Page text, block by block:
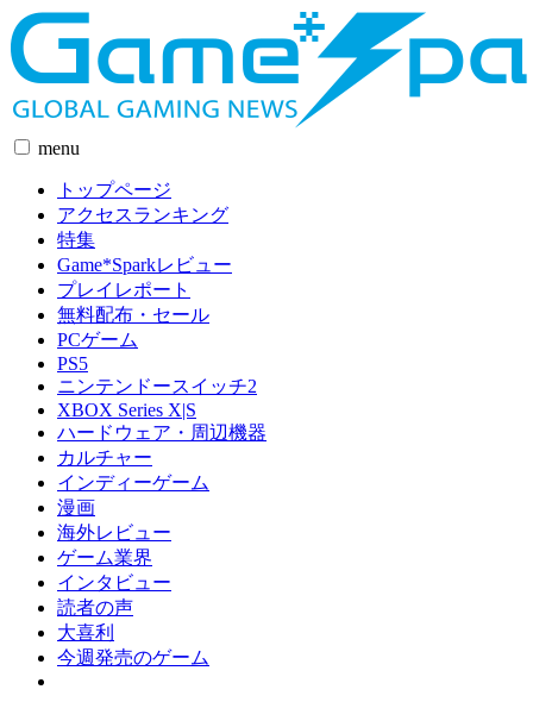
menu
トップページ
アクセスランキング
特集
Game*Sparkレビュー
プレイレポート
無料配布・セール
PCゲーム
PS5
ニンテンドースイッチ2
XBOX Series X|S
ハードウェア・周辺機器
カルチャー
インディーゲーム
漫画
海外レビュー
ゲーム業界
インタビュー
読者の声
大喜利
今週発売のゲーム